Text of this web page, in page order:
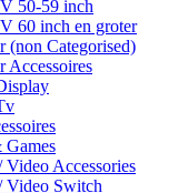
50-59 inch
60 inch en groter
(non Categorised)
Accessoires
Accessories
Video Switch